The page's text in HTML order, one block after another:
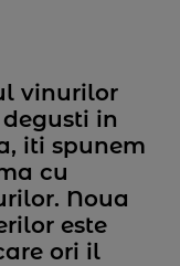
vinurilor
in
iti spunem
cu
Noua
este
ori il